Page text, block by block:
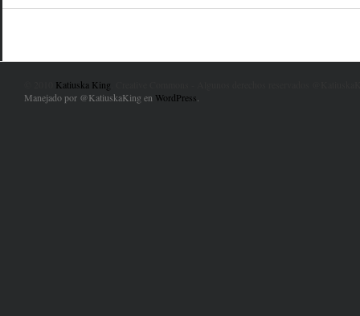
Katiuska King
Manejado por @KatiuskaKing en WordPress